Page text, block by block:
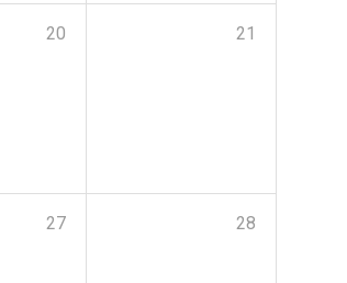
20 21
27 28